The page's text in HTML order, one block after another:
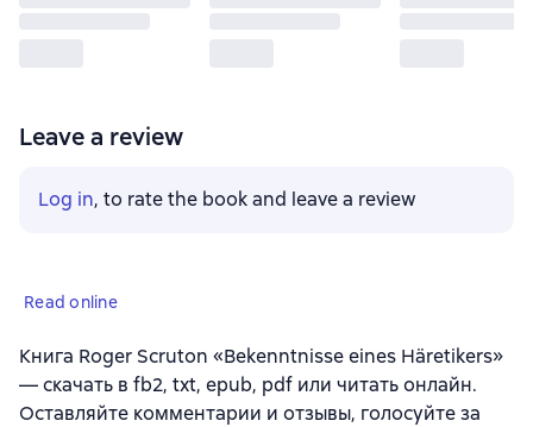
Leave a review
Log in, to rate the book and leave a review
Read online
Книга Roger Scruton «Bekenntnisse eines Häretikers»
— скачать в fb2, txt, epub, pdf или читать онлайн.
Оставляйте комментарии и отзывы, голосуйте за